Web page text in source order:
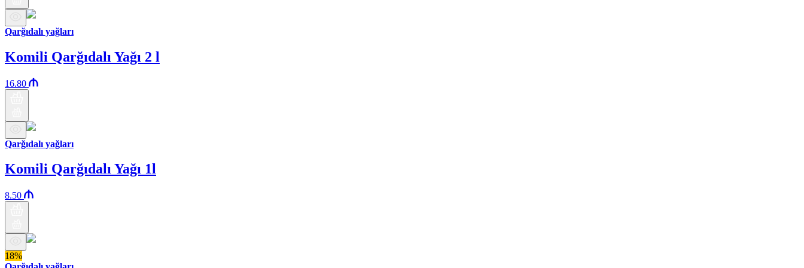
Qarğıdalı yağları
Komili Qarğıdalı Yağı 2 l
16.80
Qarğıdalı yağları
Komili Qarğıdalı Yağı 1l
8.50
18%